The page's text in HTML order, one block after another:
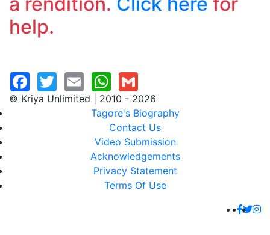
help.
© Kriya Unlimited | 2010 - 2026
Tagore's Biography
Contact Us
Video Submission
Acknowledgements
Privacy Statement
Terms Of Use